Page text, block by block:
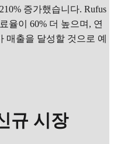
증가했습니다. Rufus
율이 60% 더 높으며, 연
매출을 달성할 것으로 예
규 시장